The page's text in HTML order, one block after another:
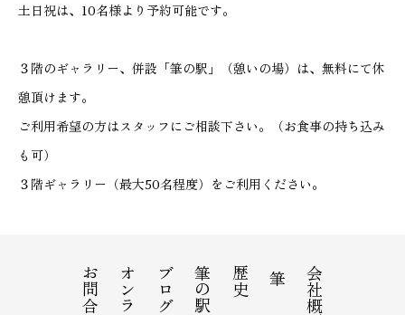
土日祝は、10名様より予約可能です。
３階のギャラリー、併設「筆の駅」（憩いの場）は、無料にて休
憩頂けます。
ご利用希望の方はスタッフにご相談下さい。（お食事の持ち込み
も可）
３階ギャラリー（最大50名程度）をご利用ください。
会社概要
筆
歴史
筆の駅
ブログ
お問合せ